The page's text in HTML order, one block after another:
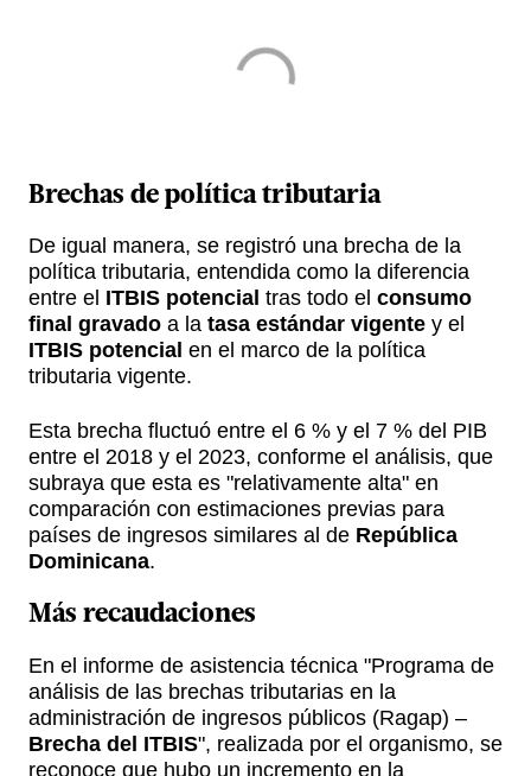
Brechas de política tributaria
De igual manera, se registró una brecha de la
política tributaria, entendida como la diferencia
entre el ITBIS potencial tras todo el consumo
final gravado a la tasa estándar vigente y el
ITBIS potencial en el marco de la política
tributaria vigente.
Esta brecha fluctuó entre el 6 % y el 7 % del PIB
entre el 2018 y el 2023, conforme el análisis, que
subraya que esta es "relativamente alta" en
comparación con estimaciones previas para
países de ingresos similares al de República
Dominicana.
Más recaudaciones
En el informe de asistencia técnica "Programa de
análisis de las brechas tributarias en la
administración de ingresos públicos (Ragap) –
Brecha del ITBIS", realizada por el organismo, se
reconoce que hubo un incremento en la